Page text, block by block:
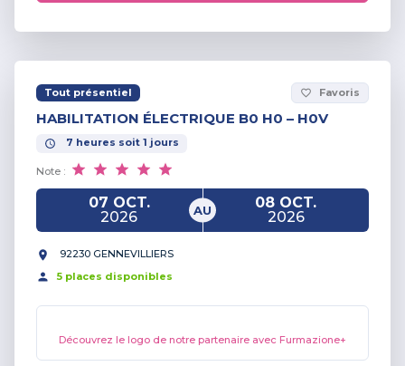
Tout présentiel favorite_border Favoris
HABILITATION ÉLECTRIQUE B0 H0 – H0V
7 heures soit 1 jours
Note :
07 OCT.
2026
AU
08 OCT.
2026
92230 GENNEVILLIERS
5 places disponibles
Découvrez le logo de notre partenaire avec Furmazione+